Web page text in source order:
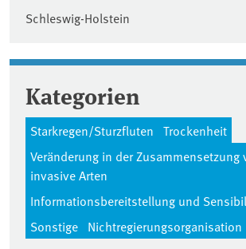
Schleswig-Holstein
Kategorien
Starkregen/Sturzfluten Trockenheit
Veränderung in der Zusammensetzung
invasive Arten
Informationsbereitstellung und
Sonstige Nichtregierungsorganisation